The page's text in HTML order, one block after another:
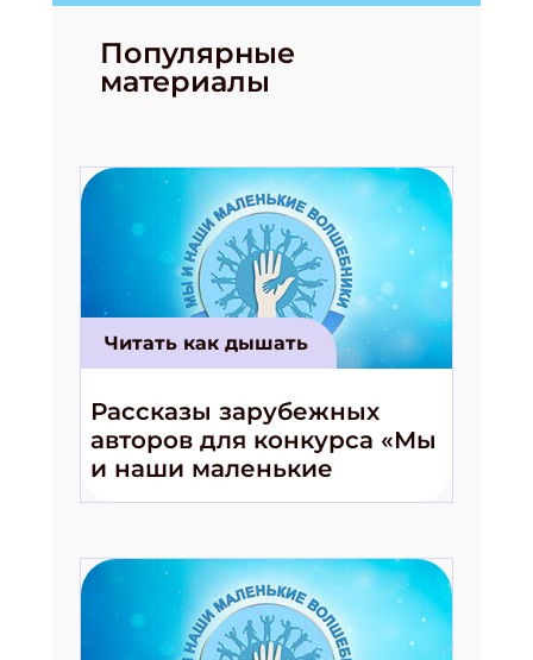
Популярные
материалы
Читать как дышать
Рассказы зарубежных
авторов для конкурса «Мы
и наши маленькие
волшебники!»